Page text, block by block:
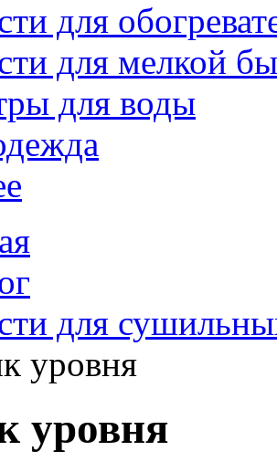
для
для мелкой
для воды
для
уровня
уровня